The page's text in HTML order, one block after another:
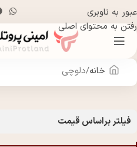
عبور به ناوبری
رفتن به محتوای اصلی
خانه دلوچی
فیلتر براساس قیمت